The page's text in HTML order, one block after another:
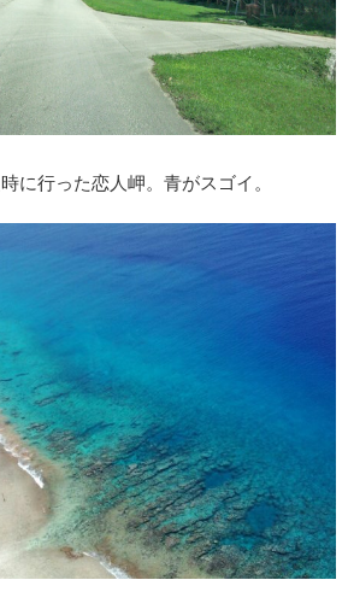
に行った恋人岬。青がスゴイ。